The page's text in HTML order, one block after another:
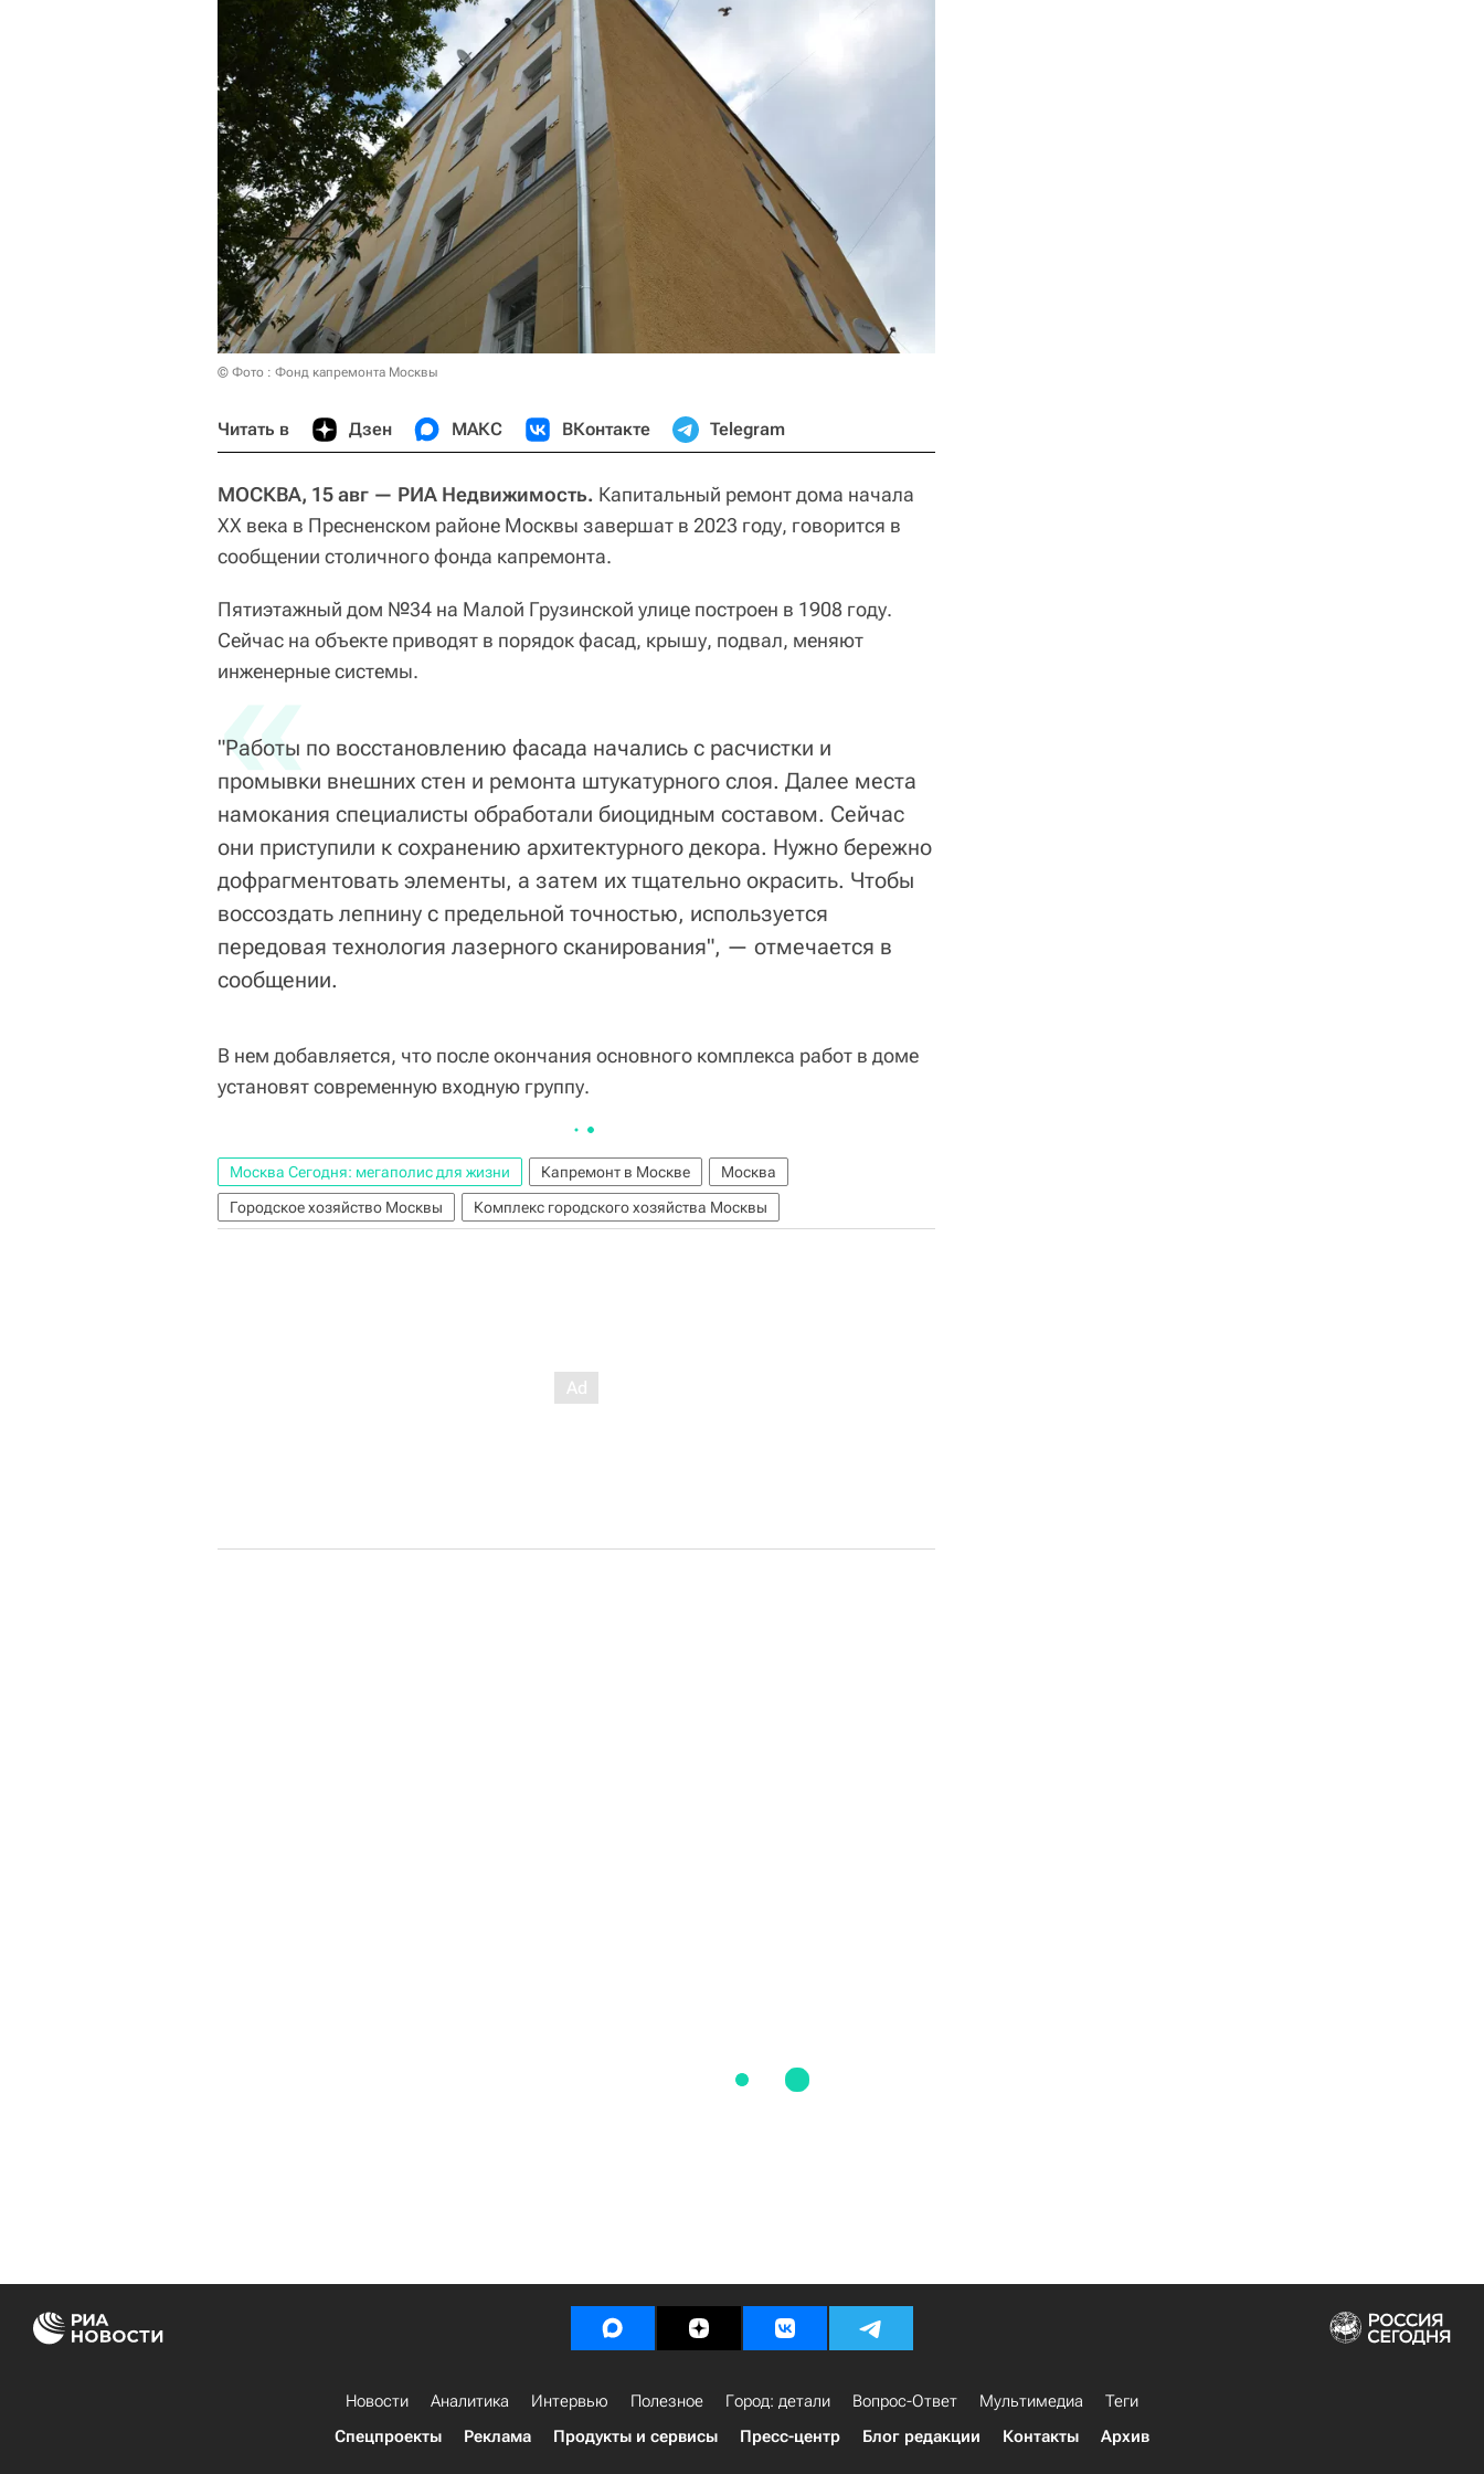
© Фото : Фонд капремонта Москвы
Читать в Дзен МАКС ВКонтакте Telegram
МОСКВА, 15 авг — РИА Недвижимость. Капитальный ремонт дома начала
XX века в Пресненском районе Москвы завершат в 2023 году, говорится в
сообщении столичного фонда капремонта.
Пятиэтажный дом №34 на Малой Грузинской улице построен в 1908 году.
Сейчас на объекте приводят в порядок фасад, крышу, подвал, меняют
инженерные системы.
«
"Работы по восстановлению фасада начались с расчистки и
промывки внешних стен и ремонта штукатурного слоя. Далее места
намокания специалисты обработали биоцидным составом. Сейчас
они приступили к сохранению архитектурного декора. Нужно бережно
дофрагментовать элементы, а затем их тщательно окрасить. Чтобы
воссоздать лепнину с предельной точностью, используется
передовая технология лазерного сканирования", — отмечается в
сообщении.
В нем добавляется, что после окончания основного комплекса работ в доме
установят современную входную группу.
Москва Сегодня: мегаполис для жизни Капремонт в Москве
Москва
Городское хозяйство Москвы
Комплекс городского хозяйства Москвы
Новости Аналитика Интервью Полезное Город: детали Вопрос-Ответ Мультимедиа
Теги
Спецпроекты
Реклама Продукты и сервисы Пресс-центр Блог редакции Контакты Архив